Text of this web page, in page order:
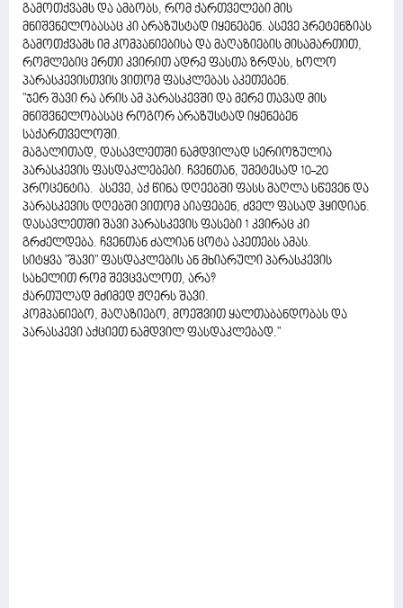
გამოთქვამს და ამბობს, რომ ქართველები მის
მნიშვნელობასაც კი არაზუსტად იყენებენ. ასევე პრეტენზიას
გამოთქვამს იმ კომპანიებისა და მაღაზიების მისამართით,
რომლებიც ერთი კვირით ადრე ფასთა ზრდას, ხოლო
პარასკევისთვის ვითომ ფასკლებას აკეთებენ.
"ჯერ შავი რა არის ამ პარასკევში და მერე თავად მის
მნიშვნელობასაც როგორ არაზუსტად იყენებენ
საქართველოში.
მაგალითად, დასავლეთში ნამდვილად სერიოზულია
პარასკევის ფასდაკლებები. ჩვენთან, უმეტესად 10-20
პროცენტია. ასევე, აქ წინა დღეებში ფასს მაღლა სწევენ და
პარასკევის დღებში ვითომ აიაფებენ, ძველ ფასად ჰყიდიან.
დასავლეთში შავი პარასკევის ფასები 1 კვირაც კი
გრძელდება. ჩვენთან ძალიან ცოტა აკეთებს ამას.
სიტყვა "შავი" ფასდაკლების ან მხიარული პარასკევის
სახელით რომ შევცვალოთ, არა?
ქართულად მძიმედ ჟღერს შავი.
კომპანიებო, მაღაზიებო, მოეშვით ყალთაბანდობას და
პარასკევი აქციეთ ნამდვილ ფასდაკლებად."